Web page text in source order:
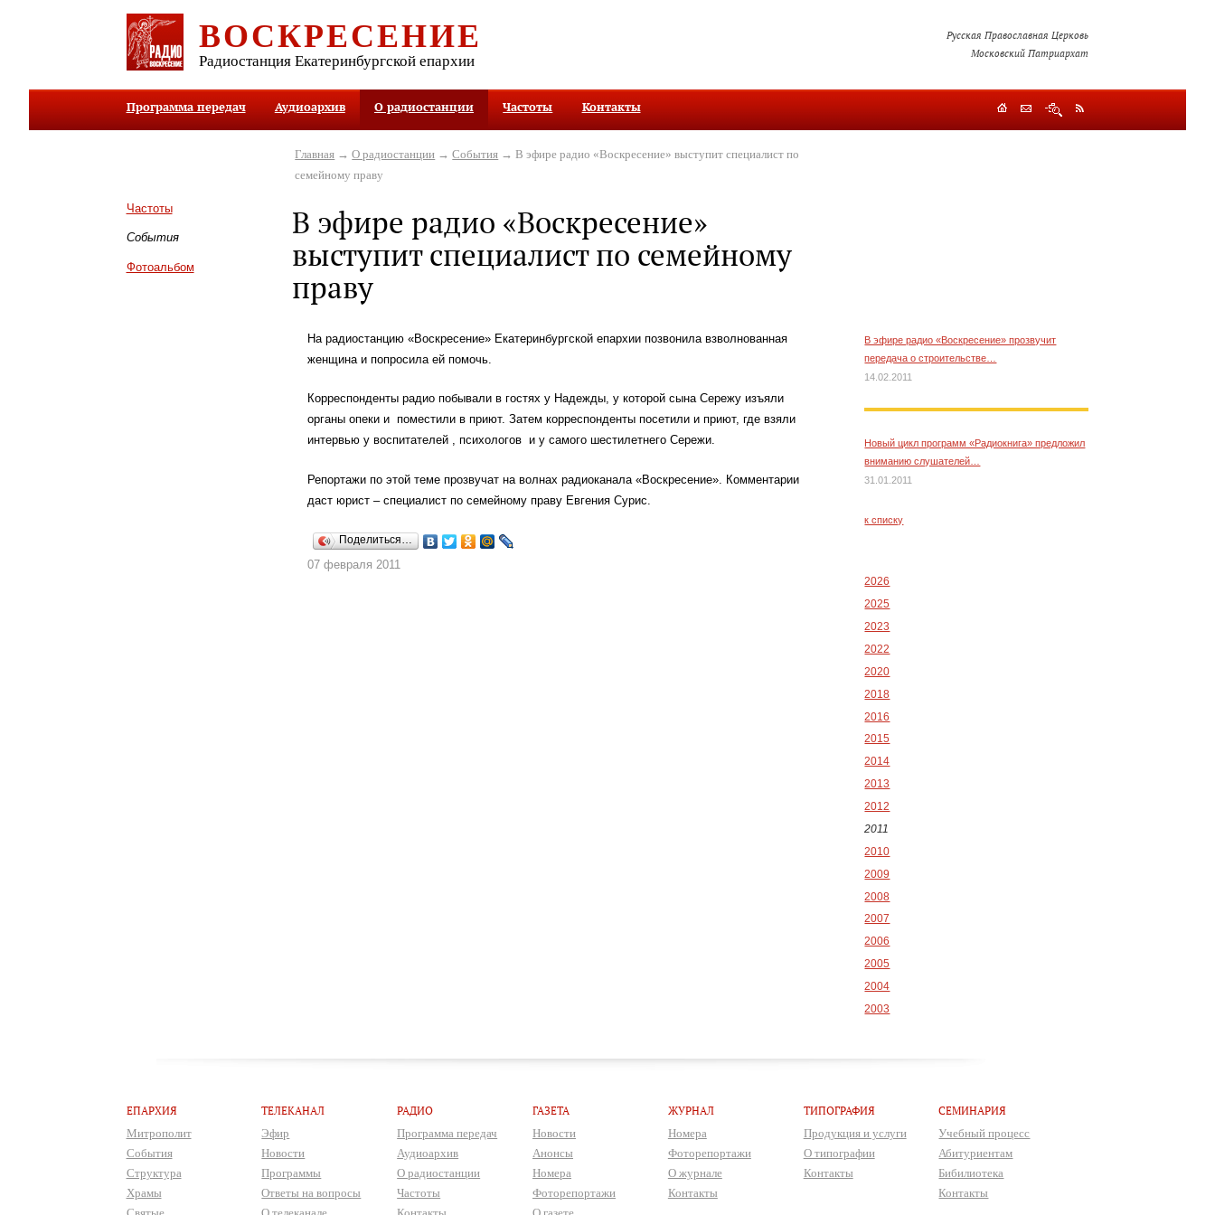
ВОСКРЕСЕНИЕ
Радиостанция Екатеринбургской епархии
Русская Православная Церковь
Московский Патриархат
Программа передач Аудиоархив О радиостанции Частоты Контакты
Частоты
События
Фотоальбом
Главная →О радиостанции →События → В эфире радио «Воскресение» выступит специалист по
семейному праву
В эфире радио «Воскресение»
выступит специалист по семейному
праву
На радиостанцию «Воскресение» Екатеринбургской епархии позвонила взволнованная
женщина и попросила ей помочь.
Корреспонденты радио побывали в гостях у Надежды, у которой сына Сережу изъяли
органы опеки и поместили в приют. Затем корреспонденты посетили и приют, где взяли
интервью у воспитателей , психологов и у самого шестилетнего Сережи.
Репортажи по этой теме прозвучат на волнах радиоканала «Воскресение». Комментарии
даст юрист – специалист по семейному праву Евгения Сурис.
Поделиться…
07 февраля 2011
В эфире радио «Воскресение» прозвучит
передача о строительстве…
14.02.2011
Новый цикл программ «Радиокнига» предложил
вниманию слушателей…
31.01.2011
к списку
2026
2025
2023
2022
2020
2018
2016
2015
2014
2013
2012
2011
2010
2009
2008
2007
2006
2005
2004
2003
ЕПАРХИЯ
Митрополит
События
Структура
Храмы
ТЕЛЕКАНАЛ
Эфир
Новости
Программы
Ответы на вопросы
РАДИО
Программа передач
Аудиоархив
О радиостанции
Частоты
ГАЗЕТА
Новости
Анонсы
Номера
Фоторепортажи
ЖУРНАЛ
Номера
Фоторепортажи
О журнале
Контакты
ТИПОГРАФИЯ
Продукция и услуги
О типографии
Контакты
СЕМИНАРИЯ
Учебный процесс
Абитуриентам
Бибилиотека
Контакты